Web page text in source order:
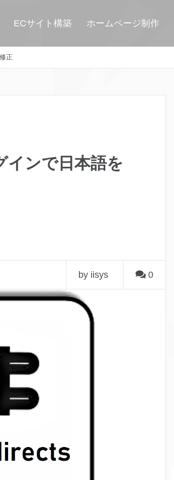
ECサイト構築 ホームページ制作
正
ンで日本語を
by iisys 0